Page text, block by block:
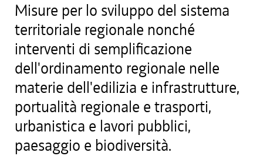
Misure per lo sviluppo del sistema
territoriale regionale nonché
interventi di semplificazione
dell'ordinamento regionale nelle
materie dell'edilizia e infrastrutture,
portualità regionale e trasporti,
urbanistica e lavori pubblici,
paesaggio e biodiversità.